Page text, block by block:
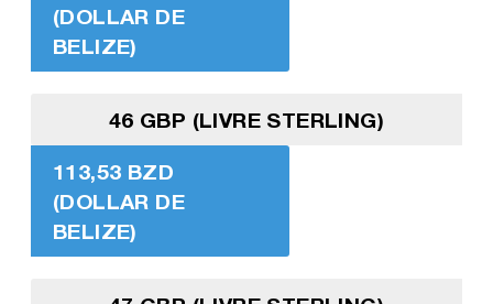
(DOLLAR DE
BELIZE)
46 GBP (LIVRE STERLING)
113,53 BZD
(DOLLAR DE
BELIZE)